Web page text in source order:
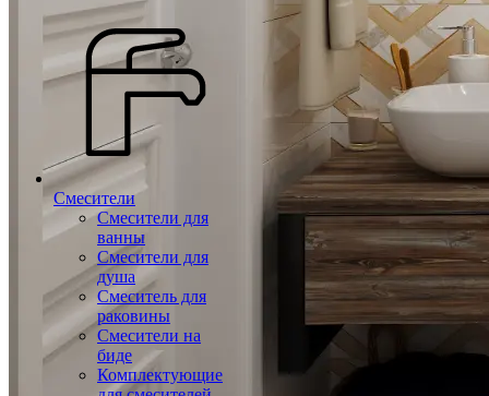
Смесители
Смесители для
ванны
Смесители для
душа
Смеситель для
раковины
Смесители на
биде
Комплектующие